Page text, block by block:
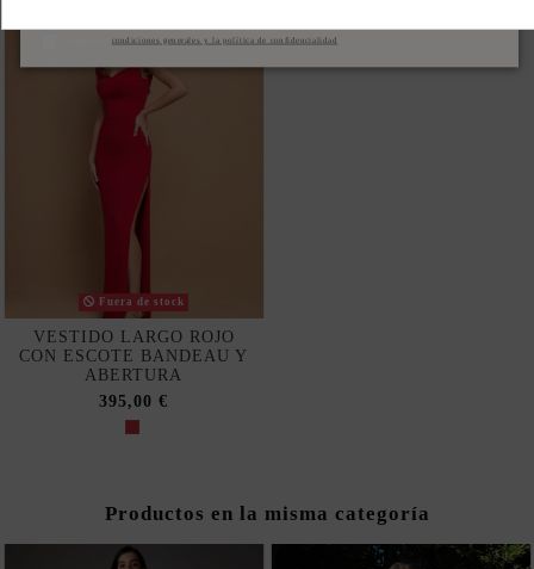
Fuera de stock
VESTIDO LARGO ROJO
CON ESCOTE BANDEAU Y
ABERTURA
395,00 €
Productos en la misma categoría
condiciones generales y la política de confidencialidad